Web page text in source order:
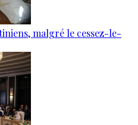
malgré le cessez-le-